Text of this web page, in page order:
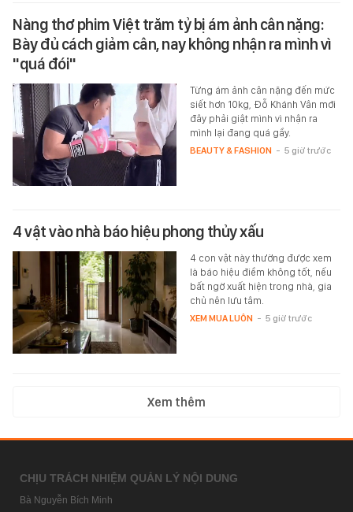
Nàng thơ phim Việt trăm tỷ bị ám ảnh cân nặng:
Bày đủ cách giảm cân, nay không nhận ra mình vì
"quá đói"
Từng ám ảnh cân nặng đến mức
siết hơn 10kg, Đỗ Khánh Vân mới
đây phải giật mình vì nhận ra
mình lại đang quá gầy.
BEAUTY & FASHION - 5 giờ trước
4 vật vào nhà báo hiệu phong thủy xấu
4 con vật này thường được xem
là báo hiệu điềm không tốt, nếu
bất ngờ xuất hiện trong nhà, gia
chủ nên lưu tâm.
XEM MUA LUÔN - 5 giờ trước
Xem thêm
CHỊU TRÁCH NHIỆM QUẢN LÝ NỘI DUNG
Bà Nguyễn Bích Minh